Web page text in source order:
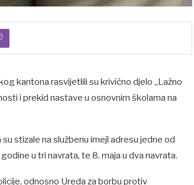
kantona rasvijetlili su krivično djelo „Lažno
i prekid nastave u osnovnim školama na
stizale na službenu imejl adresu jedne od
u tri navrata, te 8. maja u dva navrata.
odnosno Ureda za borbu protiv